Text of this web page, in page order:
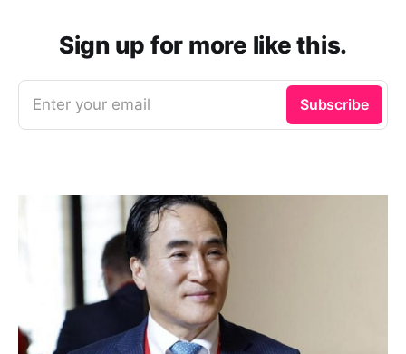
Sign up for more like this.
Enter your email Subscribe